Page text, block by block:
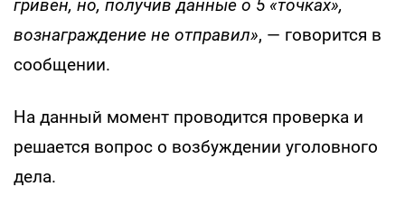
гривен, но, получив данные о 5 «точках»,
вознаграждение не отправил», — говорится в
сообщении.
На данный момент проводится проверка и
решается вопрос о возбуждении уголовного
дела.